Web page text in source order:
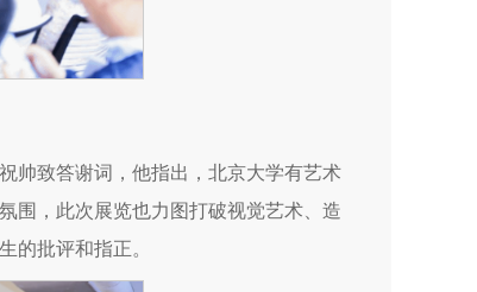
帅致答谢词，他指出，北京大学有艺术
围，此次展览也力图打破视觉艺术、造
的批评和指正。